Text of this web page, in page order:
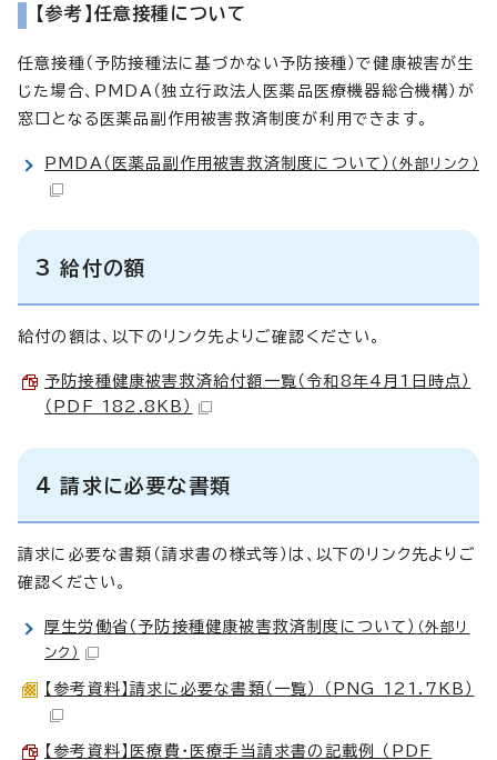
【参考】任意接種について
任意接種（予防接種法に基づかない予防接種）で健康被害が生
じた場合、PMDA（独立行政法人医薬品医療機器総合機構）が
窓口となる医薬品副作用被害救済制度が利用できます。
PMDA（医薬品副作用被害救済制度について） （外部リンク）
3 給付の額
給付の額は、以下のリンク先よりご確認ください。
予防接種健康被害救済給付額一覧（令和8年4月1日時点）
（PDF 182.8KB）
4 請求に必要な書類
請求に必要な書類（請求書の様式等）は、以下のリンク先よりご
確認ください。
厚生労働省（予防接種健康被害救済制度について） （外部リ
ンク）
【参考資料】請求に必要な書類（一覧） （PNG 121.7KB）
【参考資料】医療費・医療手当請求書の記載例 （PDF